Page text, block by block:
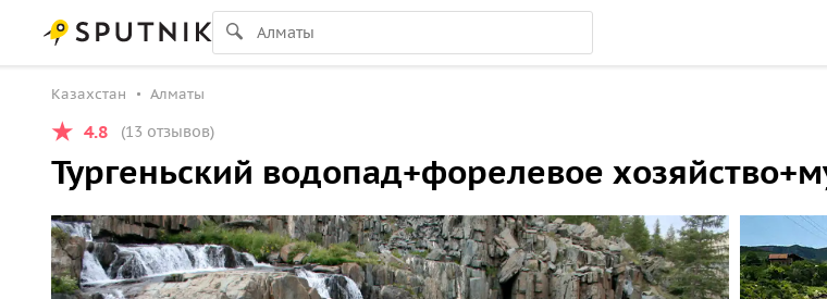
Казахстан Алматы
4.8 (13 отзывов)
Тургеньский водопад+форелевое